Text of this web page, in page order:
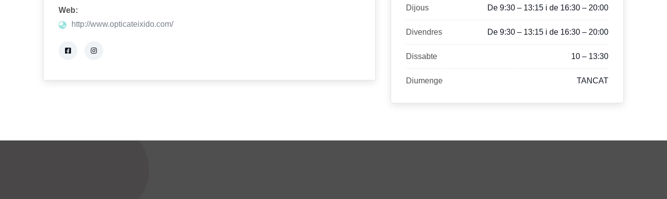
Web:
http://www.opticateixido.com/
Dijous De 9:30 – 13:15 i de 16:30 – 20:00
Divendres De 9:30 – 13:15 i de 16:30 – 20:00
Dissabte 10 – 13:30
Diumenge TANCAT